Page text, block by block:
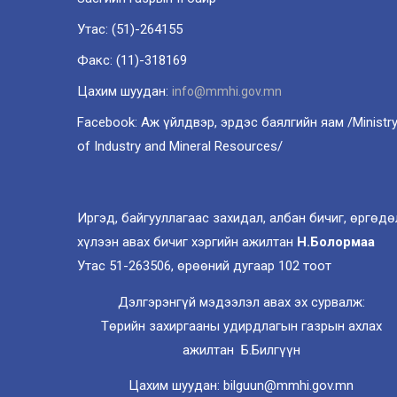
Утас: (51)-264155
Факс: (11)-318169
Цахим шуудан: info@mmhi.gov.mn
Facebook: Аж үйлдвэр, эрдэс баялгийн яам /Ministry
of Industry and Mineral Resources/
Иргэд, байгууллагаас захидал, албан бичиг,
хүлээн авах бичиг хэргийн ажилтан Н.Болормаа
Утас 51-263506, өрөөний дугаар 102 тоот
Дэлгэрэнгүй мэдээлэл авах эх сурвалж:
Төрийн захиргааны удирдлагын газрын ахлах
ажилтан Б.Билгүүн
Цахим шуудан: bilguun@mmhi.gov.mn